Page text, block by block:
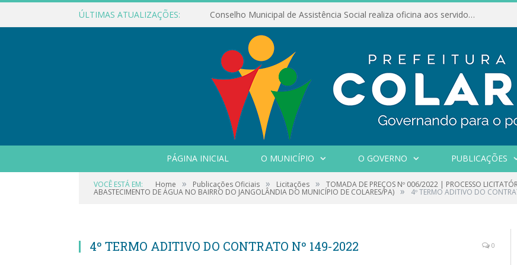
ÚLTIMAS ATUALIZAÇÕES: Conselho Municipal de Assistência Social realiza oficina aos servidores
PÁGINA INICIAL O MUNICÍPIO O GOVERNO PUBLICAÇÕES
VOCÊ ESTÁ EM: Home » Publicações Oficiais » Licitações » TOMADA DE PREÇOS Nº 006/2022 | PROCESSO
ABASTECIMENTO DE ÁGUA NO BAIRRO DO JANGOLÂNDIA DO MUNICÍPIO DE COLARES/PA) » 4º TERMO ADITIVO DO
4º TERMO ADITIVO DO CONTRATO Nº 149-2022 0